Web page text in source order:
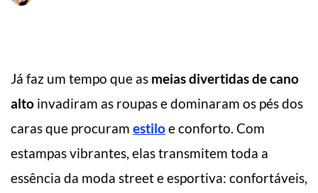
Já faz um tempo que as meias divertidas de cano
alto invadiram as roupas e dominaram os pés dos
caras que procuram estiloe conforto. Com
estampas vibrantes, elas transmitem toda a
essência da moda street e esportiva: confortáveis,